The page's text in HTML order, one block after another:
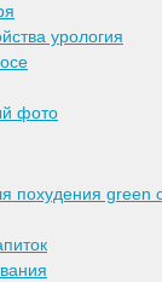
урология
фото
похудения green